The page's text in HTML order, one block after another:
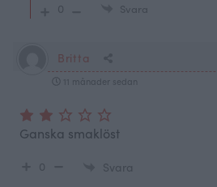
0
Svara
Britta
11 månader sedan
Ganska smaklöst
0 Svara